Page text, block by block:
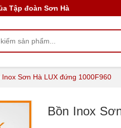
Tập đoàn Sơn Hà
Inox Sơn Hà LUX đứng 1000F960
Bồn Inox